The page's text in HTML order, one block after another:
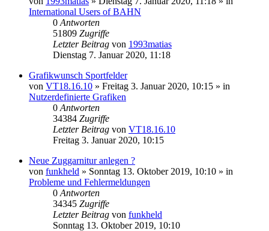
International Users of BAHN
0 Antworten
51809 Zugriffe
Letzter Beitrag von 1993matias
Dienstag 7. Januar 2020, 11:18
Grafikwunsch Sportfelder
von VT18.16.10 » Freitag 3. Januar 2020, 10:15 » in
Nutzerdefinierte Grafiken
0 Antworten
34384 Zugriffe
Letzter Beitrag von VT18.16.10
Freitag 3. Januar 2020, 10:15
Neue Zuggarnitur anlegen ?
von funkheld » Sonntag 13. Oktober 2019, 10:10 » in
Probleme und Fehlermeldungen
0 Antworten
34345 Zugriffe
Letzter Beitrag von funkheld
Sonntag 13. Oktober 2019, 10:10